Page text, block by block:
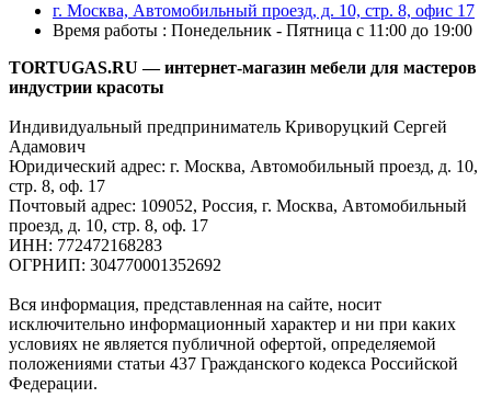
г. Москва, Автомобильный проезд, д. 10, стр. 8, офис 17
Время работы : Понедельник - Пятница с 11:00 до 19:00
TORTUGAS.RU — интернет-магазин мебели для мастеров
индустрии красоты
Индивидуальный предприниматель Криворуцкий Сергей
Адамович
Юридический адрес: г. Москва, Автомобильный проезд, д. 10,
стр. 8, оф. 17
Почтовый адрес: 109052, Россия, г. Москва, Автомобильный
проезд, д. 10, стр. 8, оф. 17
ИНН: 772472168283
ОГРНИП: 304770001352692
Вся информация, представленная на сайте, носит
исключительно информационный характер и ни при каких
условиях не является публичной офертой, определяемой
положениями статьи 437 Гражданского кодекса Российской
Федерации.